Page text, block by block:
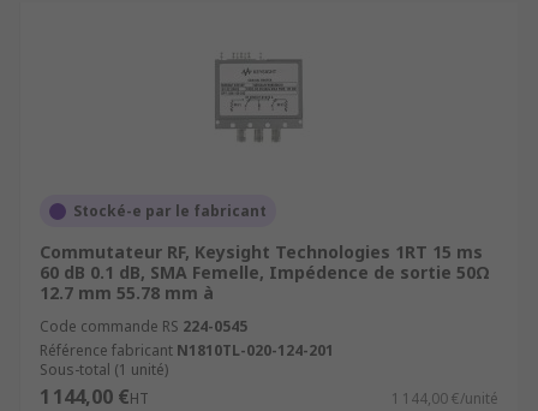
Stocké-e par le fabricant
Commutateur RF, Keysight Technologies 1RT 15 ms
60 dB 0.1 dB, SMA Femelle, Impédence de sortie 50Ω
12.7 mm 55.78 mm à
Code commande RS 224-0545
Référence fabricant N1810TL-020-124-201
Sous-total (1 unité)
1 144,00 €HT 1 144,00 €/unité